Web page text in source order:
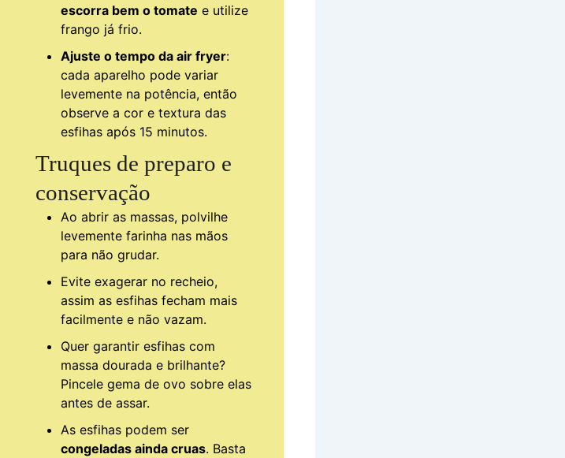
escorra bem o tomate e utilize
frango já frio.
Ajuste o tempo da air fryer:
cada aparelho pode variar
levemente na potência, então
observe a cor e textura das
esfihas após 15 minutos.
Truques de preparo e
conservação
Ao abrir as massas, polvilhe
levemente farinha nas mãos
para não grudar.
Evite exagerar no recheio,
assim as esfihas fecham mais
facilmente e não vazam.
Quer garantir esfihas com
massa dourada e brilhante?
Pincele gema de ovo sobre elas
antes de assar.
As esfihas podem ser
congeladas ainda cruas. Basta